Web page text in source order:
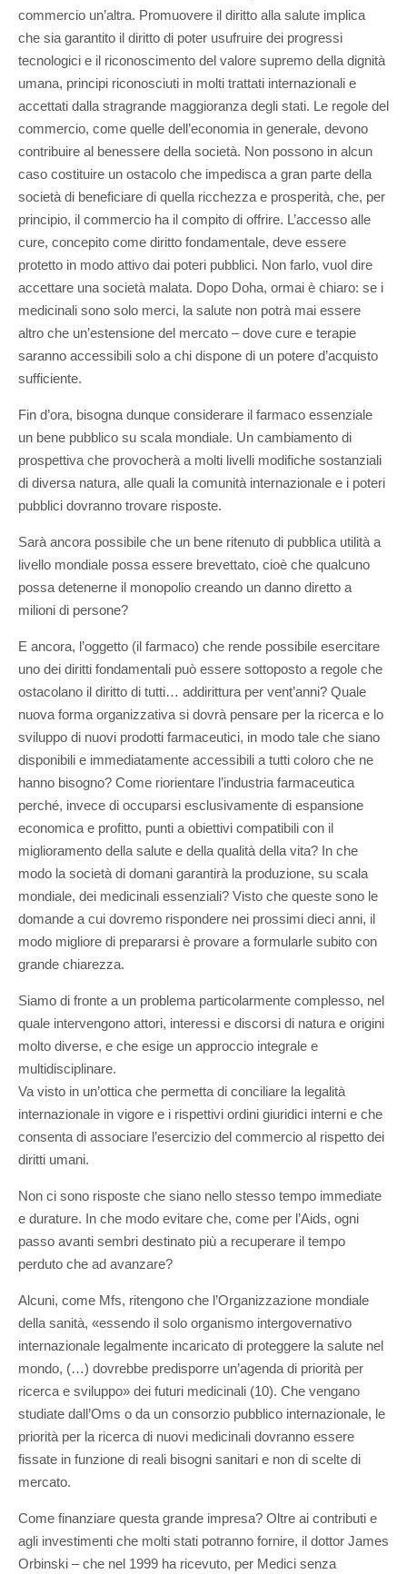
commercio un’altra. Promuovere il diritto alla salute implica
che sia garantito il diritto di poter usufruire dei progressi
tecnologici e il riconoscimento del valore supremo della dignità
umana, principi riconosciuti in molti trattati internazionali e
accettati dalla stragrande maggioranza degli stati. Le regole del
commercio, come quelle dell’economia in generale, devono
contribuire al benessere della società. Non possono in alcun
caso costituire un ostacolo che impedisca a gran parte della
società di beneficiare di quella ricchezza e prosperità, che, per
principio, il commercio ha il compito di offrire. L’accesso alle
cure, concepito come diritto fondamentale, deve essere
protetto in modo attivo dai poteri pubblici. Non farlo, vuol dire
accettare una società malata. Dopo Doha, ormai è chiaro: se i
medicinali sono solo merci, la salute non potrà mai essere
altro che un’estensione del mercato – dove cure e terapie
saranno accessibili solo a chi dispone di un potere d’acquisto
sufficiente.
Fin d’ora, bisogna dunque considerare il farmaco essenziale
un bene pubblico su scala mondiale. Un cambiamento di
prospettiva che provocherà a molti livelli modifiche sostanziali
di diversa natura, alle quali la comunità internazionale e i poteri
pubblici dovranno trovare risposte.
Sarà ancora possibile che un bene ritenuto di pubblica utilità a
livello mondiale possa essere brevettato, cioè che qualcuno
possa detenerne il monopolio creando un danno diretto a
milioni di persone?
E ancora, l’oggetto (il farmaco) che rende possibile esercitare
uno dei diritti fondamentali può essere sottoposto a regole che
ostacolano il diritto di tutti… addirittura per vent’anni? Quale
nuova forma organizzativa si dovrà pensare per la ricerca e lo
sviluppo di nuovi prodotti farmaceutici, in modo tale che siano
disponibili e immediatamente accessibili a tutti coloro che ne
hanno bisogno? Come riorientare l’industria farmaceutica
perché, invece di occuparsi esclusivamente di espansione
economica e profitto, punti a obiettivi compatibili con il
miglioramento della salute e della qualità della vita? In che
modo la società di domani garantirà la produzione, su scala
mondiale, dei medicinali essenziali? Visto che queste sono le
domande a cui dovremo rispondere nei prossimi dieci anni, il
modo migliore di prepararsi è provare a formularle subito con
grande chiarezza.
Siamo di fronte a un problema particolarmente complesso, nel
quale intervengono attori, interessi e discorsi di natura e origini
molto diverse, e che esige un approccio integrale e
multidisciplinare.
Va visto in un’ottica che permetta di conciliare la legalità
internazionale in vigore e i rispettivi ordini giuridici interni e che
consenta di associare l’esercizio del commercio al rispetto dei
diritti umani.
Non ci sono risposte che siano nello stesso tempo immediate
e durature. In che modo evitare che, come per l’Aids, ogni
passo avanti sembri destinato più a recuperare il tempo
perduto che ad avanzare?
Alcuni, come Mfs, ritengono che l’Organizzazione mondiale
della sanità, «essendo il solo organismo intergovernativo
internazionale legalmente incaricato di proteggere la salute nel
mondo, (…) dovrebbe predisporre un’agenda di priorità per
ricerca e sviluppo» dei futuri medicinali (10). Che vengano
studiate dall’Oms o da un consorzio pubblico internazionale, le
priorità per la ricerca di nuovi medicinali dovranno essere
fissate in funzione di reali bisogni sanitari e non di scelte di
mercato.
Come finanziare questa grande impresa? Oltre ai contributi e
agli investimenti che molti stati potranno fornire, il dottor James
Orbinski – che nel 1999 ha ricevuto, per Medici senza